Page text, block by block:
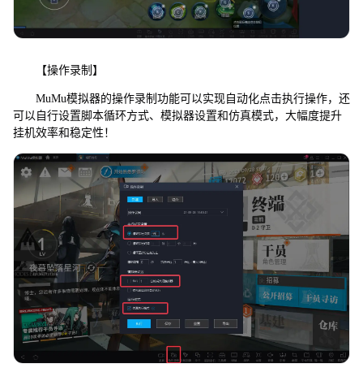
【操作录制】
MuMu模拟器的操作录制功能可以实现自动化点击执行操作，还
可以自行设置脚本循环方式、模拟器设置和仿真模式，大幅度提升
挂机效率和稳定性！